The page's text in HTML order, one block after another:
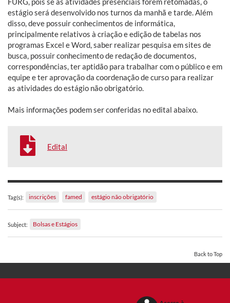
estágio será desenvolvido nos turnos da manhã e tarde. Além
disso, deve possuir conhecimentos de informática,
principalmente relativos à criação e edição de tabelas nos
programas Excel e Word, saber realizar pesquisa em sites de
busca, possuir conhecimento de redação de documentos,
correspondências, ter aptidão para trabalhar com o público e em
equipe e ter aprovação da coordenação de curso para realizar
as atividades do estágio não obrigatório.
Mais informações podem ser conferidas no edital abaixo.
Edital
Tag(s): inscrições famed estágio não obrigatório
Subject: Bolsas e Estágios
Back to Top